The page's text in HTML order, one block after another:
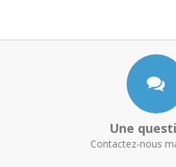
Une
Contactez-nous